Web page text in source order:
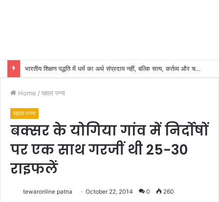
भारतीय शिक्षण पद्धति में धर्म का अर्थ संप्रदाय नहीं, बल्कि सत्य, कर्तव्य और चरित्र निर्माण है: विजय प्रकाश
Home / पहला पन्ना
पहला पन्ना
बक्सर के योगिया गांव में निर्दोषों
पर एक साथ गरजीं थी 25-30
राइफलें
tewaronline patna October 22, 2014 0 260